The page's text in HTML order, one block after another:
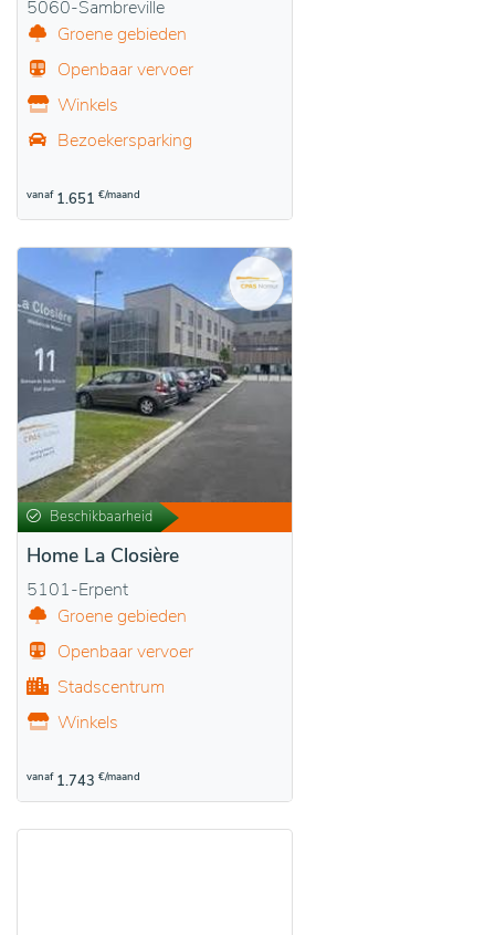
5060-Sambreville
Groene gebieden
Openbaar vervoer
Winkels
Bezoekersparking
vanaf 1.651 €/maand
Beschikbaarheid
Home La Closière
5101-Erpent
Groene gebieden
Openbaar vervoer
Stadscentrum
Winkels
vanaf 1.743 €/maand